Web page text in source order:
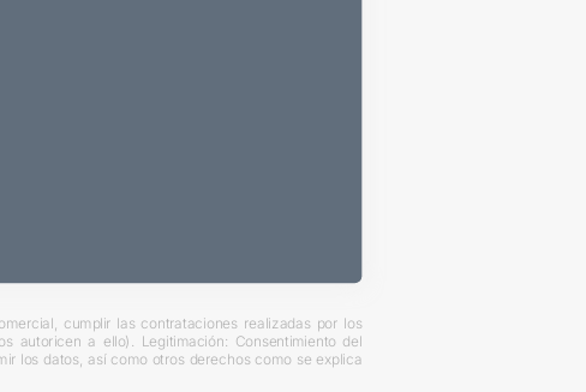
cumplir las contrataciones realizadas por los
autoricen a ello). Legitimación: Consentimiento del
los datos, así como otros derechos como se explica